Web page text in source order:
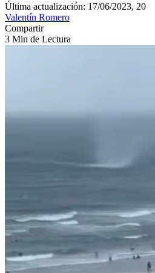
Última actualización: 17/06/2023, 20
Valentín Romero
Compartir
3 Min de Lectura